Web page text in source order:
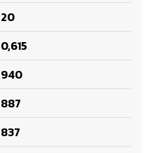
20
0,615
940
887
837